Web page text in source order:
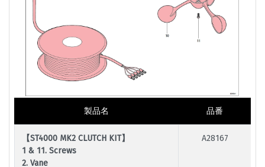
製品名 品番
【ST4000 MK2 CLUTCH KIT】
1 & 11. Screws
2. Vane
A28167